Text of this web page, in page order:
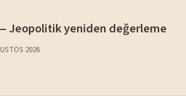
Jeopolitik yeniden değerleme
2026